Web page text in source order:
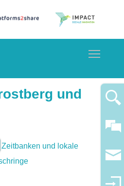
und
Zeitbanken und lokale